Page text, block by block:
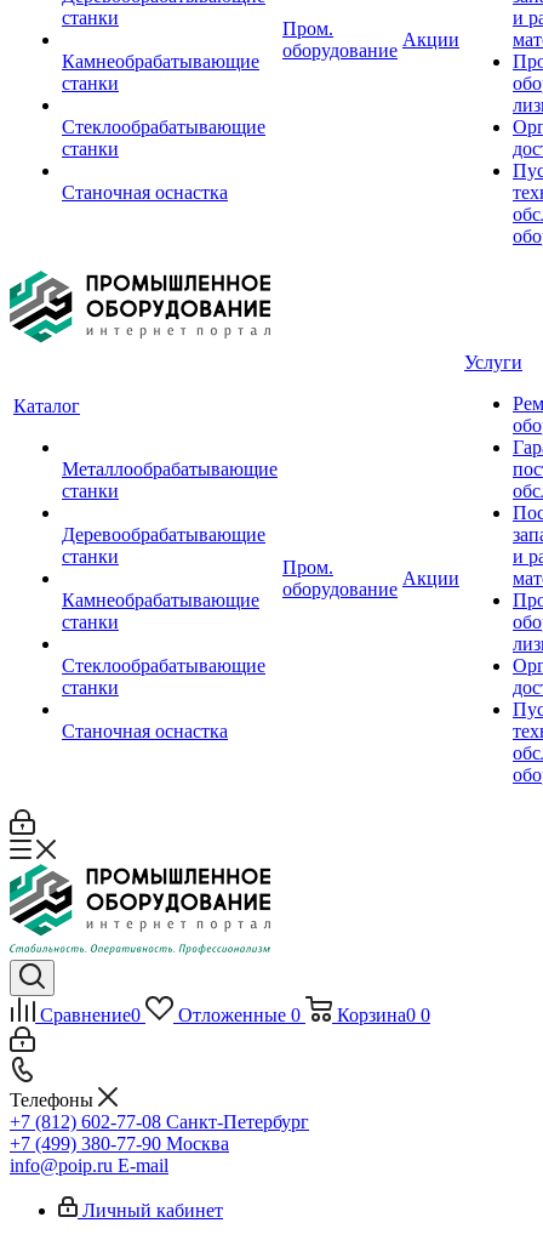
станки
Камнеобрабатывающие
станки
Стеклообрабатывающие
станки
Станочная оснастка
Пром.
оборудование
Акции
и
Каталог
Металлообрабатывающие
станки
Деревообрабатывающие
станки
Камнеобрабатывающие
станки
Стеклообрабатывающие
станки
Станочная оснастка
Пром.
оборудование
Акции
Услуги
и
Сравнение0 Отложенные 0 Корзина0 0
Телефоны
+7 (812) 602-77-08 Санкт-Петербург
+7 (499) 380-77-90 Москва
info@poip.ru E-mail
Личный кабинет